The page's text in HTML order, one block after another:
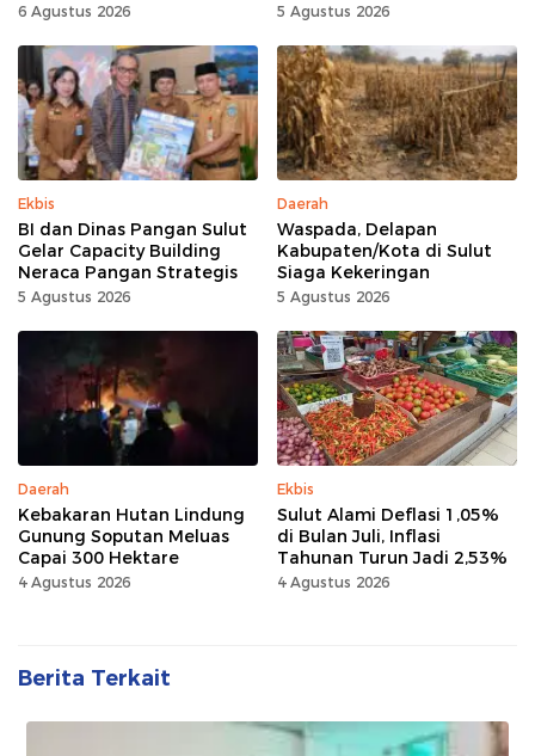
6 Agustus 2026 5 Agustus 2026
Ekbis
BI dan Dinas Pangan Sulut
Gelar Capacity Building
Neraca Pangan Strategis
5 Agustus 2026
Daerah
Waspada, Delapan
Kabupaten/Kota di Sulut
Siaga Kekeringan
5 Agustus 2026
Daerah
Kebakaran Hutan Lindung
Gunung Soputan Meluas
Capai 300 Hektare
4 Agustus 2026
Ekbis
Sulut Alami Deflasi 1,05%
di Bulan Juli, Inflasi
Tahunan Turun Jadi 2,53%
4 Agustus 2026
Berita Terkait